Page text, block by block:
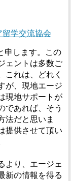
留学交流協会
申します。この
ェントは多数ご
これは、どれく
が、現地エージ
現地サポートが
であれば、そう
法だと思いま
提供させて頂い
より、エージェ
新の情報を得る